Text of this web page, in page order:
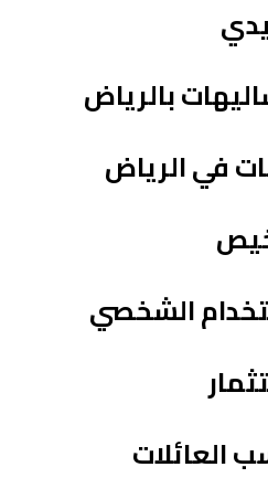
بالرياض
في الرياض
الشخصي
العائلات